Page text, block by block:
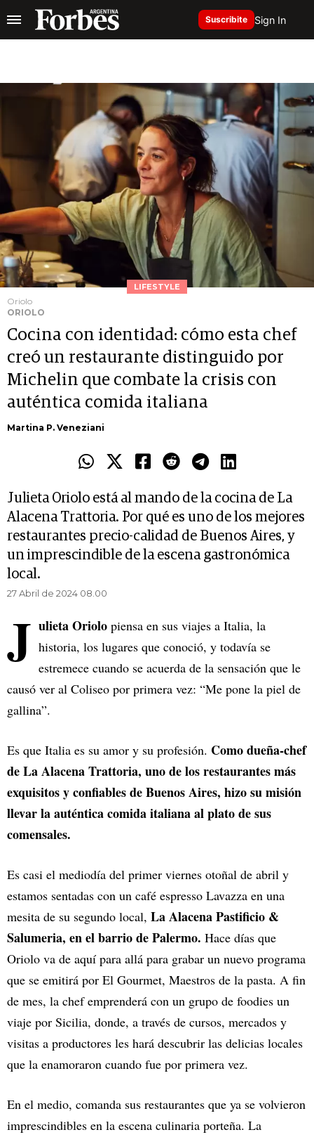
Suscribite Sign In
LIFESTYLE
Oriolo
ORIOLO
Cocina con identidad: cómo esta chef
creó un restaurante distinguido por
Michelin que combate la crisis con
auténtica comida italiana
Martina P. Veneziani
Julieta Oriolo está al mando de la cocina de La
Alacena Trattoria. Por qué es uno de los mejores
restaurantes precio-calidad de Buenos Aires, y
un imprescindible de la escena gastronómica
local.
27 Abril de 2024 08.00
J ulieta Oriolo piensa en sus viajes a Italia, la
historia, los lugares que conoció, y todavía se
estremece cuando se acuerda de la sensación que le
causó ver al Coliseo por primera vez: “Me pone la piel de
gallina”.
Es que Italia es su amor y su profesión. Como dueña-chef
de La Alacena Trattoria, uno de los restaurantes más
exquisitos y confiables de Buenos Aires, hizo su misión
llevar la auténtica comida italiana al plato de sus
comensales.
Es casi el mediodía del primer viernes otoñal de abril y
estamos sentadas con un café espresso Lavazza en una
mesita de su segundo local, La Alacena Pastificio &
Salumeria, en el barrio de Palermo. Hace días que
Oriolo va de aquí para allá para grabar un nuevo programa
que se emitirá por El Gourmet, Maestros de la pasta. A fin
de mes, la chef emprenderá con un grupo de foodies un
viaje por Sicilia, donde, a través de cursos, mercados y
visitas a productores les hará descubrir las delicias locales
que la enamoraron cuando fue por primera vez.
En el medio, comanda sus restaurantes que ya se volvieron
imprescindibles en la escena culinaria porteña. La